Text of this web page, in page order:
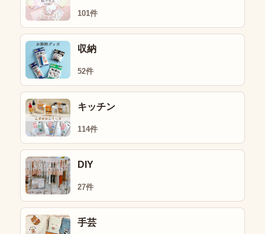
101件
収納
52件
キッチン
114件
DIY
27件
手芸